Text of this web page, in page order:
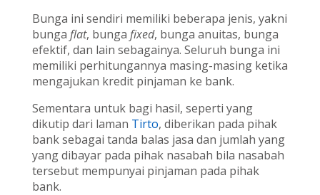
Bunga ini sendiri memiliki beberapa jenis, yakni
bunga flat, bunga fixed, bunga anuitas, bunga
efektif, dan lain sebagainya. Seluruh bunga ini
memiliki perhitungannya masing-masing ketika
mengajukan kredit pinjaman ke bank.
Sementara untuk bagi hasil, seperti yang
dikutip dari laman Tirto, diberikan pada pihak
bank sebagai tanda balas jasa dan jumlah yang
yang dibayar pada pihak nasabah bila nasabah
tersebut mempunyai pinjaman pada pihak
bank.